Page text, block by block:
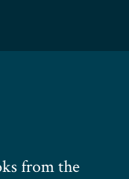
from the